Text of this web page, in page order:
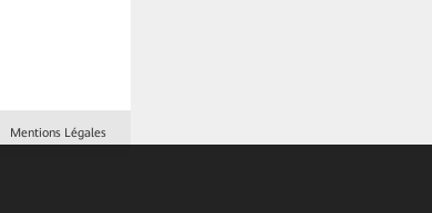
Mentions Légales